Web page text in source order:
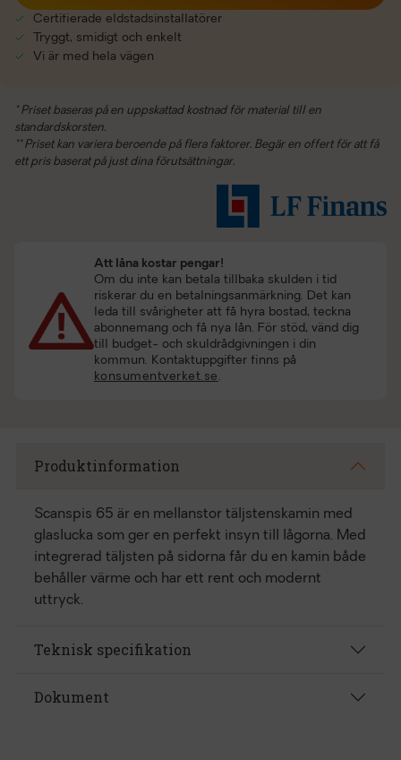
Certifierade eldstadsinstallatörer
Tryggt, smidigt och enkelt
Vi är med hela vägen
* Priset baseras på en uppskattad kostnad för material till en
standardskorsten.
** Priset kan variera beroende på flera faktorer. Begär en offert för att få
ett pris baserat på just dina förutsättningar.
Att låna kostar pengar!
Om du inte kan betala tillbaka skulden i tid
riskerar du en betalningsanmärkning. Det kan
leda till svårigheter att få hyra bostad, teckna
abonnemang och få nya lån. För stöd, vänd dig
till budget- och skuldrådgivningen i din
kommun. Kontaktuppgifter finns på
konsumentverket.se .
Produktinformation
Scanspis 65 är en mellanstor täljstenskamin med
glaslucka som ger en perfekt insyn till lågorna. Med
integrerad täljsten på sidorna får du en kamin både
behåller värme och har ett rent och modernt
uttryck.
Teknisk specifikation
Dokument